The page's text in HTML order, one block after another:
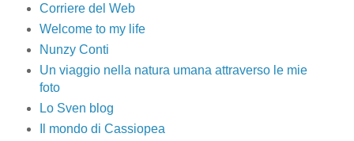
Corriere del Web
Welcome to my life
Nunzy Conti
Un viaggio nella natura umana attraverso le mie
foto
Lo Sven blog
Il mondo di Cassiopea